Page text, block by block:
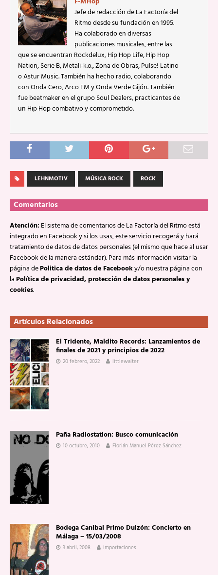
Jefe de redacción de La Factoría del
Ritmo desde su fundación en 1995.
Ha colaborado en diversas
publicaciones musicales, entre las
que se encuentran Rockdelux, Hip Hop Life, Hip Hop
Nation, Serie B, Metali-k.o., Zona de Obras, Pulse! Latino
o Astur Music. También ha hecho radio, colaborando
con Onda Cero, Arco FM y Onda Verde Gijón. También
fue beatmaker en el grupo Soul Dealers, practicantes de
un Hip Hop combativo y comprometido.
LEHNMOTIV MÚSICA ROCK ROCK
Comentarios
Atención:El sistema de comentarios de La Factoría del Ritmo está
integrado en Facebook y si los usas, este servicio recogerá y hará
tratamiento de datos de datos personales (el mismo que hace al usar
Facebook de la manera estándar). Para más información visitar la
página dePolitica de datos de Facebooky/o nuestra página con
laPolítica de privacidad, protección de datos personales y
cookies.
Artículos Relacionados
El Tridente, Maldito Records: Lanzamientos de
finales de 2021 y principios de 2022
20 febrero, 2022 littlewalter
Paña Radiostation: Busco comunicación
10 octubre, 2010 Florián Manuel Pérez Sánchez
Bodega Canibal Primo Dulzón: Concierto en
Málaga – 15/03/2008
3 abril, 2008 importaciones